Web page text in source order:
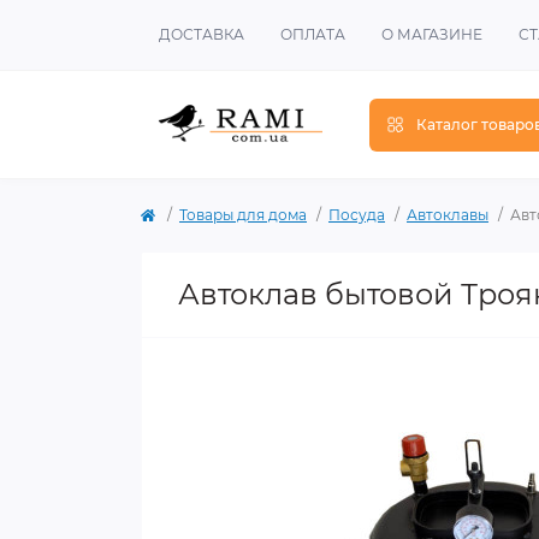
ДОСТАВКА ОПЛАТА О МАГАЗИНЕ
Каталог
Товары для дома Посуда Автоклавы
Автоклав бытовой